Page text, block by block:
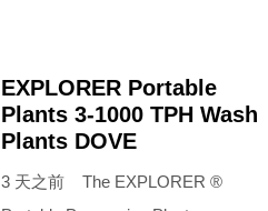
EXPLORER Portable
Plants 3-1000 TPH Wash
Plants DOVE
3 天之前 The EXPLORER ®